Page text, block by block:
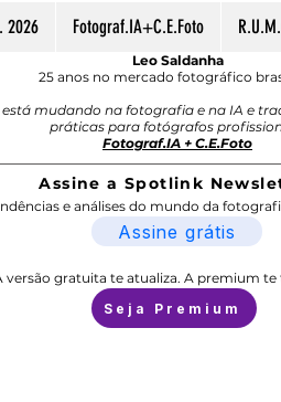
2026 Fotograf.IA+C.E.Foto
Leo Saldanha
25 anos no mercado fotográfico
está mudando na fotografia e na IA e
práticas para fotógrafos
Fotograf.IA + C.E.Foto
Assine a Spotlink
e análises do mundo da
Assine grátis
versão gratuita te atualiza. A premium
Seja Premium